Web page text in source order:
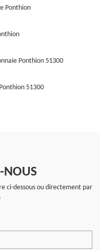
Ponthion
Ponthion 51300
51300
NOUS
ci-dessous ou directement par